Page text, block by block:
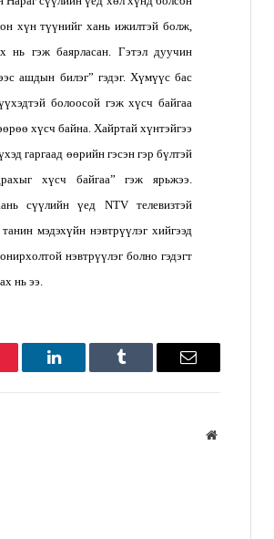
хүн түүнийг хань ижилтэй болж,
нь гэж баярласан. Гэтэл дуучин
ашдын билэг” гэдэг. Хүмүүс бас
болоосой гэж хүсч байгаа
хүсч байна. Хайртай хүнтэйгээ
гаргаад өөрийн гэсэн гэр бүлтэй
хүсч байгаа” гэж ярьжээ.
сүүлийн үед NTV телевизтэй
мэдэхүйн нэвтрүүлэг хийгээд
нэвтрүүлэг болно гэдэгт
нь ээ.
LinkedIn Tumblr Имэйл
Вэбсайт